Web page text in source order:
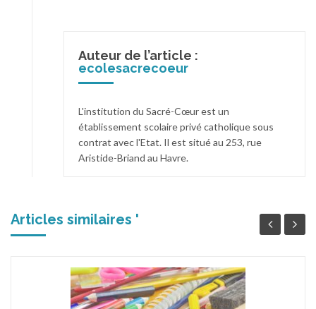
Auteur de l’article :
ecolesacrecoeur
L'institution du Sacré-Cœur est un
établissement scolaire privé catholique sous
contrat avec l'Etat. Il est situé au 253, rue
Aristide-Briand au Havre.
Articles similaires '